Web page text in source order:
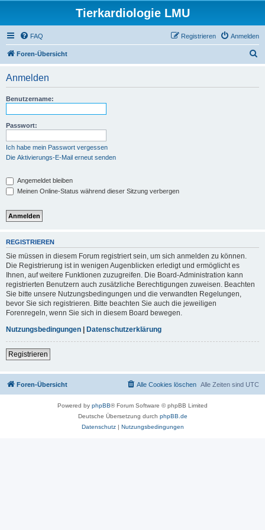
Tierkardiologie LMU
FAQ Anmelden
Registrieren
Foren-Übersicht
Anmelden
Benutzername:
Passwort:
Ich habe mein Passwort vergessen
Die Aktivierungs-E-Mail erneut senden
Angemeldet bleiben
Meinen Online-Status während dieser Sitzung verbergen
REGISTRIEREN
Sie müssen in diesem Forum registriert sein, um sich anmelden zu können.
Die Registrierung ist in wenigen Augenblicken erledigt und ermöglicht es
Ihnen, auf weitere Funktionen zuzugreifen. Die Board-Administration kann
registrierten Benutzern auch zusätzliche Berechtigungen zuweisen. Beachten
Sie bitte unsere Nutzungsbedingungen und die verwandten Regelungen,
bevor Sie sich registrieren. Bitte beachten Sie auch die jeweiligen
Forenregeln, wenn Sie sich in diesem Board bewegen.
Nutzungsbedingungen | Datenschutzerklärung
Registrieren
Foren-Übersicht Alle Zeiten sind UTC
Alle Cookies löschen
Powered by phpBB® Forum Software © phpBB Limited
Deutsche Übersetzung durch phpBB.de
Datenschutz| Nutzungsbedingungen